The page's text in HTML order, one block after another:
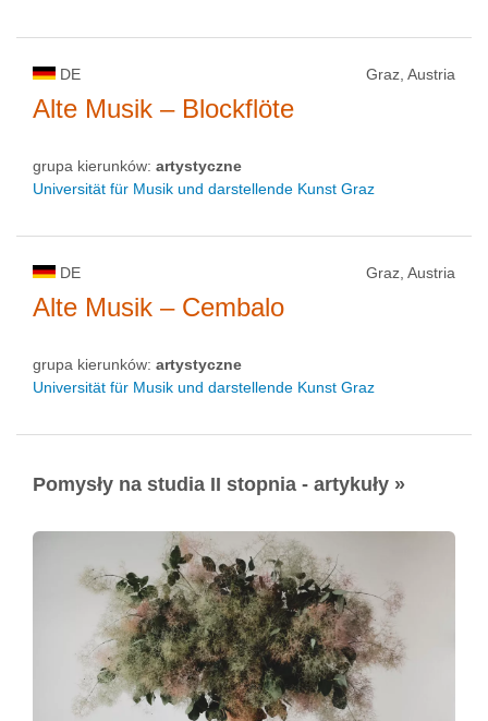
DE Graz, Austria
Alte Musik – Blockflöte
grupa kierunków: artystyczne
Universität für Musik und darstellende Kunst Graz
DE Graz, Austria
Alte Musik – Cembalo
grupa kierunków: artystyczne
Universität für Musik und darstellende Kunst Graz
Pomysły na studia II stopnia - artykuły »